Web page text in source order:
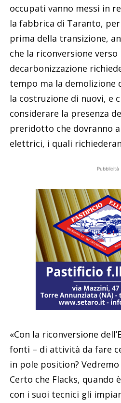
occupati vanno messi in
la fabbrica di Taranto,
prima della transizione,
che la riconversione verso
decarbonizzazione
tempo ma la demolizione
la costruzione di nuovi, e
considerare la presenza
preridotto che dovranno
elettrici, i quali
Pubblicità
«Con la riconversione
fonti – di attività da fare
in pole position?
Certo che Flacks, quando
con i suoi tecnici gli